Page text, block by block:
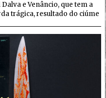
e Venâncio, que tem a
trágica, resultado do ciúme